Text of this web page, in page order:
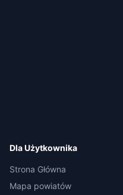
Dla Użytkownika
Strona Główna
Mapa powiatów